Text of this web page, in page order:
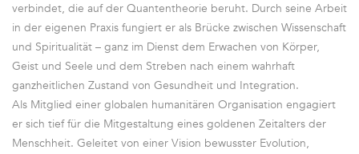
verbindet, die auf der Quantentheorie beruht. Durch seine Arbeit
in der eigenen Praxis fungiert er als Brücke zwischen Wissenschaft
und Spiritualität – ganz im Dienst dem Erwachen von Körper,
Geist und Seele und dem Streben nach einem wahrhaft
ganzheitlichen Zustand von Gesundheit und Integration.
Als Mitglied einer globalen humanitären Organisation engagiert
er sich tief für die Mitgestaltung eines goldenen Zeitalters der
Menschheit. Geleitet von einer Vision bewusster Evolution,